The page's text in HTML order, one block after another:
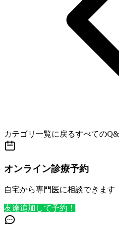
カテゴリ一覧に戻るすべての
オンライン診療予約
自宅から専門医に相談できます
友達追加して予約！